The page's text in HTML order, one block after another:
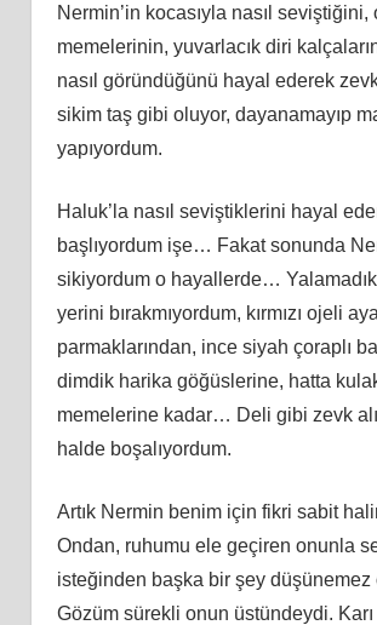
Nermin’in kocasıyla nasıl seviştiğini,
memelerinin, yuvarlacık diri
nasıl göründüğünü hayal ederek
sikim taş gibi oluyor, dayanamayıp
yapıyordum.
Haluk’la nasıl seviştiklerini hayal
başlıyordum işe… Fakat sonunda
sikiyordum o hayallerde…
yerini bırakmıyordum, kırmızı ojeli
parmaklarından, ince siyah çoraplı
dimdik harika göğüslerine, hatta
memelerine kadar… Deli gibi zevk
halde boşalıyordum.
Artık Nermin benim için fikri sabit
Ondan, ruhumu ele geçiren onunla
isteğinden başka bir şey düşünemez
Gözüm sürekli onun üstündeydi.